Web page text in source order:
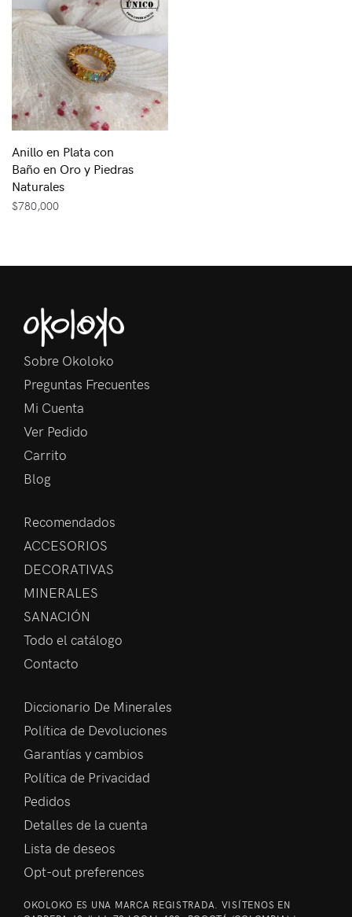
Anillo en Plata con
Baño en Oro y Piedras
Naturales
$780,000
Sobre Okoloko
Preguntas Frecuentes
Mi Cuenta
Ver Pedido
Carrito
Blog
Recomendados
ACCESORIOS
DECORATIVAS
MINERALES
SANACIÓN
Todo el catálogo
Contacto
Diccionario De Minerales
Política de Devoluciones
Garantías y cambios
Política de Privacidad
Pedidos
Detalles de la cuenta
Lista de deseos
Opt-out preferences
OKOLOKO ES UNA MARCA REGISTRADA. VISÍTENOS EN